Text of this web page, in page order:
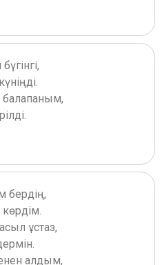
бердің,
ұстаз,
алдым,